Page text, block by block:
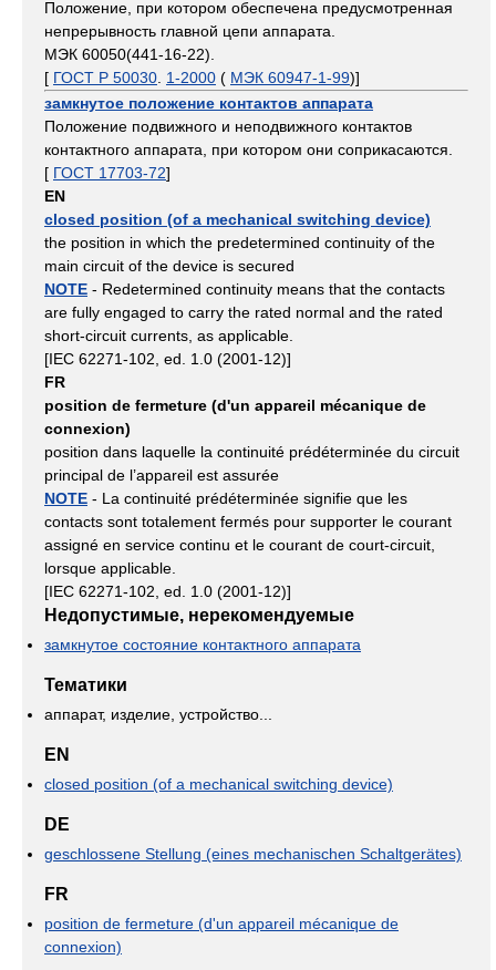
Положение, при котором обеспечена предусмотренная
непрерывность главной цепи аппарата.
МЭК 60050(441-16-22).
[ ГОСТ Р 50030 1-2000 ( МЭК 60947-1-99)]
замкнутое положение контактов аппарата
Положение подвижного и неподвижного контактов
контактного аппарата, при котором они соприкасаются.
[ ГОСТ 17703-72]
EN
closed position (of a mechanical switching device)
the position in which the predetermined continuity of the
main circuit of the device is secured
NOTE - Redetermined continuity means that the contacts
are fully engaged to carry the rated normal and the rated
short-circuit currents, as applicable.
[IEC 62271-102, ed. 1.0 (2001-12)]
FR
position de fermeture (d'un appareil mécanique de
connexion)
position dans laquelle la continuité prédéterminée du circuit
principal de l’appareil est assurée
NOTE - La continuité prédéterminée signifie que les
contacts sont totalement fermés pour supporter le courant
assigné en service continu et le courant de court-circuit,
lorsque applicable.
[IEC 62271-102, ed. 1.0 (2001-12)]
Недопустимые, нерекомендуемые
замкнутое состояние контактного аппарата
Тематики
аппарат, изделие, устройство...
EN
closed position (of a mechanical switching device)
DE
geschlossene Stellung (eines mechanischen Schaltgerätes)
FR
position de fermeture (d'un appareil mécanique de
connexion)